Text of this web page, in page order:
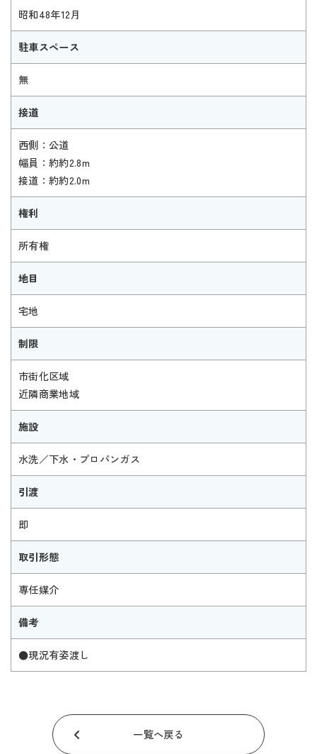
昭和48年12月
駐車スペース
無
接道
西側：公道
幅員：約約2.8m
接道：約約2.0m
権利
所有権
地目
宅地
制限
市街化区域
近隣商業地域
施設
水洗／下水・プロパンガス
引渡
即
取引形態
専任媒介
備考
●現況有姿渡し
一覧へ戻る